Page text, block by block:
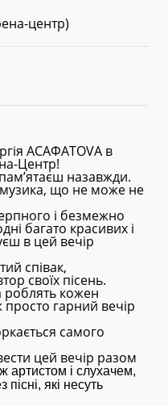
центр)
АСАФАТОVА в
Центр!
назавжди.
музика, що не може не
і безмежно
багато красивих і
в цей вечір
співак,
своїх пісень.
роблять кожен
гарний вечір
самого
цей вечір разом
артистом і слухачем,
які несуть